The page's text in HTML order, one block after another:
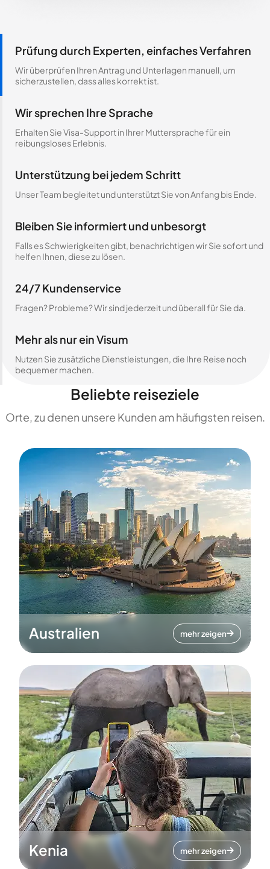
Prüfung durch Experten, einfaches Verfahren
Wir überprüfen Ihren Antrag und Unterlagen manuell, um
sicherzustellen, dass alles korrekt ist.
Wir sprechen Ihre Sprache
Erhalten Sie Visa-Support in Ihrer Muttersprache für ein
reibungsloses Erlebnis.
Unterstützung bei jedem Schritt
Unser Team begleitet und unterstützt Sie von Anfang bis Ende.
Bleiben Sie informiert und unbesorgt
Falls es Schwierigkeiten gibt, benachrichtigen wir Sie sofort und
helfen Ihnen, diese zu lösen.
24/7 Kundenservice
Fragen? Probleme? Wir sind jederzeit und überall für Sie da.
Mehr als nur ein Visum
Nutzen Sie zusätzliche Dienstleistungen, die Ihre Reise noch
bequemer machen.
Beliebte reiseziele
Orte, zu denen unsere Kunden am häufigsten reisen.
Australien mehr zeigen
Kenia mehr zeigen